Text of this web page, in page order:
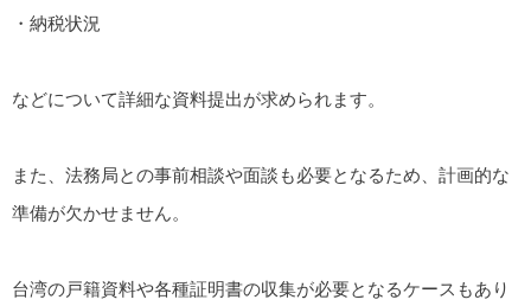
・納税状況
などについて詳細な資料提出が求められます。
また、法務局との事前相談や面談も必要となるため、計画的な
準備が欠かせません。
台湾の戸籍資料や各種証明書の収集が必要となるケースもあり